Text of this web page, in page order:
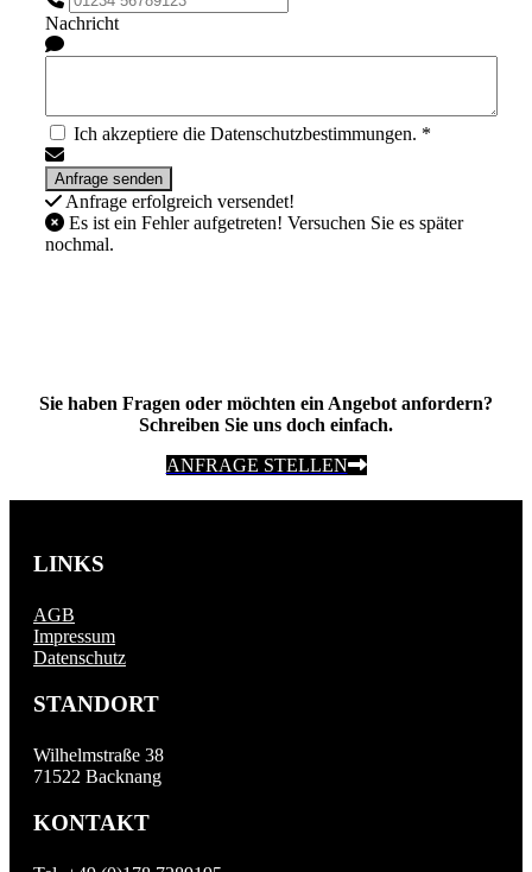
Nachricht
Ich akzeptiere die Datenschutzbestimmungen. *
Anfrage erfolgreich versendet!
Es ist ein Fehler aufgetreten! Versuchen Sie es später
nochmal.
Sie haben Fragen oder möchten ein Angebot anfordern?
Schreiben Sie uns doch einfach.
ANFRAGE STELLEN
LINKS
AGB
Impressum
Datenschutz
STANDORT
Wilhelmstraße 38
71522 Backnang
KONTAKT